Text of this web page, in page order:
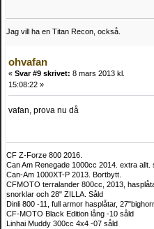
Jag vill ha en Titan Recon, också.
ohvafan
« Svar #9 skrivet: 8 mars 2013 kl.
15:08:22 »
vafan, prova nu då
CF Z-Forze 800 2016.
Can Am Renegade 1000cc 2014. extra allt.
Can-Am 1000XT-P 2013. Bortbytt.
CFMOTO terralander 800cc, 2013,
snorklar och 28" ZILLA. Såld
Dinli 800 -11, full armor hasplåtar,
CF-MOTO Black Edition lång -10 såld
Linhai Muddy 300cc 4x4 -07 såld